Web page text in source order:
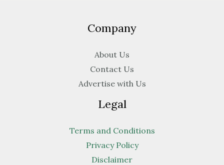
Company
About Us
Contact Us
Advertise with Us
Legal
Terms and Conditions
Privacy Policy
Disclaimer